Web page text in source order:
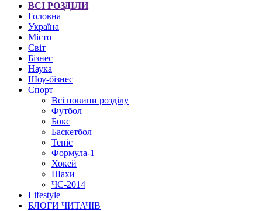
ВСІ РОЗДІЛИ
Головна
Україна
Місто
Світ
Бізнес
Наука
Шоу-бізнес
Спорт
Всі новини розділу
Футбол
Бокс
Баскетбол
Теніс
Формула-1
Хокей
Шахи
ЧС-2014
Lifestyle
БЛОГИ ЧИТАЧІВ